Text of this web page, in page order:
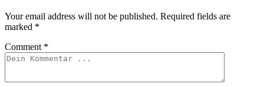
Your email address will not be published. Required fields are
marked *
Comment *